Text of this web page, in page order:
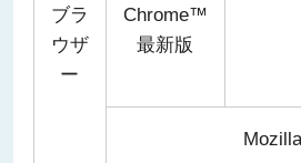
ブラ
ウザ
ー
Chrome™
最新版